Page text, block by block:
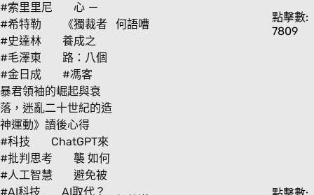
#索里里尼
#希特勒
#史達林
#毛澤東
#金日成
#馮客
心 －
《獨裁者
養成之
路：八個
暴君領袖的崛起與衰
落，迷亂二十世紀的造
神運動》讀後心得
何語嘈
點擊數:
7809
#科技
#批判思考
#人工智慧
#AI科技
ChatGPT來
襲 如何
避免被
AI取代？